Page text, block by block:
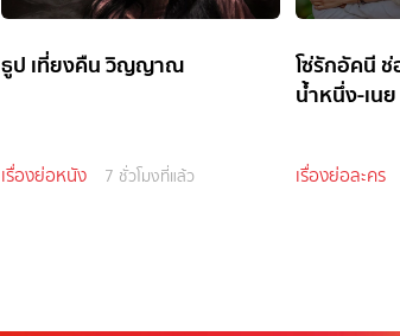
ธูป เที่ยงคืน วิญญาณ
เรื่องย่อหนัง 7 ชั่วโมงที่แล้ว
โซ่รักอัคนี
น้ำหนึ่ง-เน
เรื่องย่อละคร